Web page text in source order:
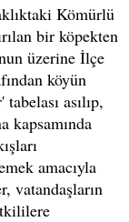
Kömürlü
bir köpekten
üzerine İlçe
köyün
asılıp,
kapsamında
amacıyla
vatandaşların